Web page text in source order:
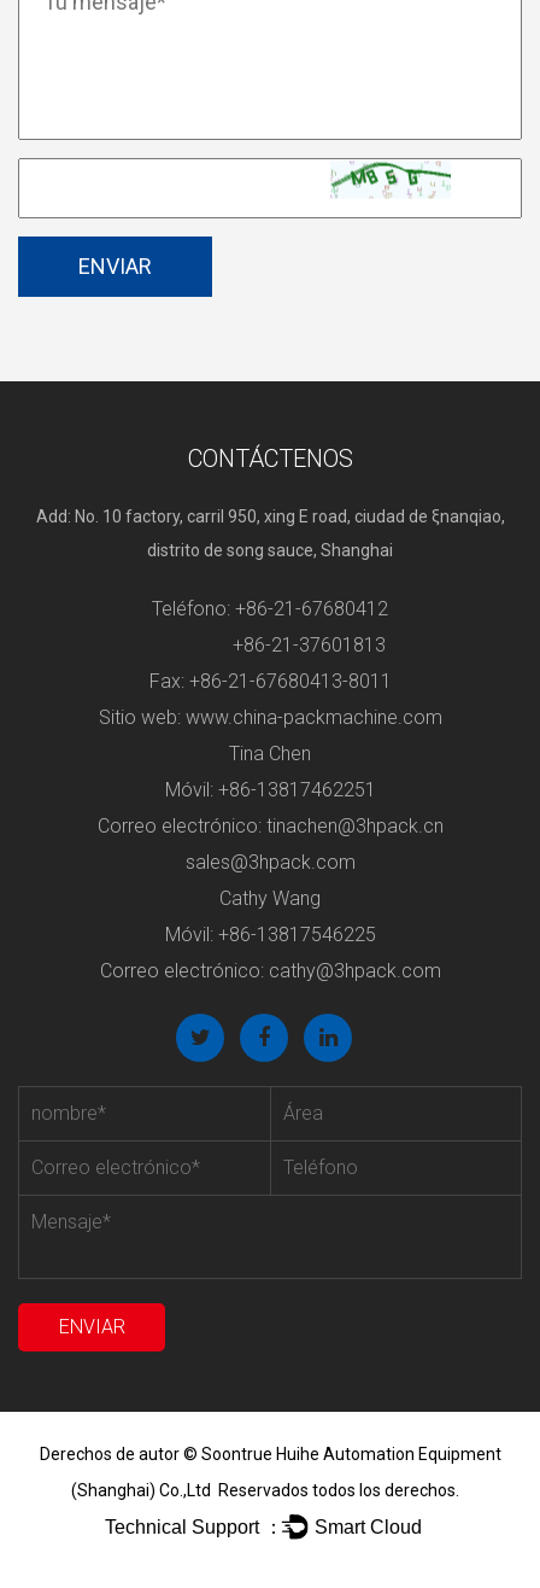
CONTÁCTENOS
Add: No. 10 factory, carril 950, xing E road, ciudad de ξnanqiao,
distrito de song sauce, Shanghai
Teléfono: +86-21-67680412
+86-21-37601813
Fax: +86-21-67680413-8011
Sitio web: www.china-packmachine.com
Tina Chen
Móvil: +86-13817462251
Correo electrónico: tinachen@3hpack.cn
sales@3hpack.com
Cathy Wang
Móvil: +86-13817546225
Correo electrónico: cathy@3hpack.com
Derechos de autor © Soontrue Huihe Automation Equipment
(Shanghai) Co.,Ltd Reservados todos los derechos.
Technical Support ： Smart Cloud